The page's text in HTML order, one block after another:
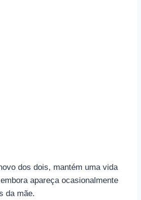
dos dois, mantém uma vida
apareça ocasionalmente
da mãe.